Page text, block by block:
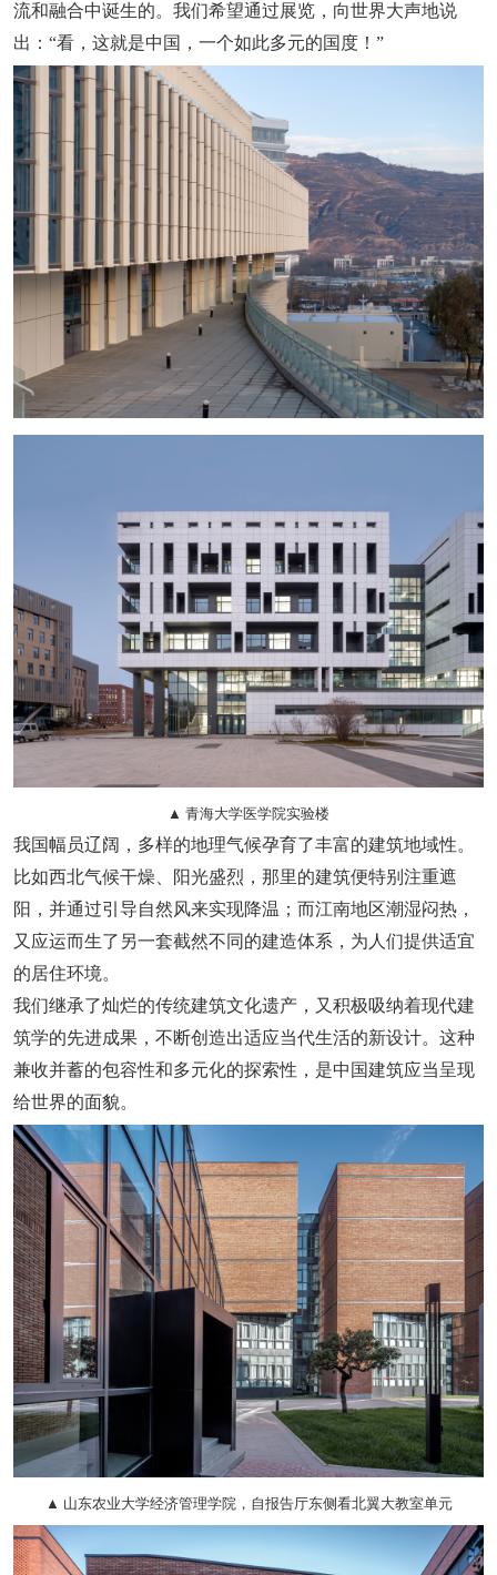
流和融合中诞生的。我们希望通过展览，向世界大声地说
出：“看，这就是中国，一个如此多元的国度！”
▲ 青海大学医学院实验楼
我国幅员辽阔，多样的地理气候孕育了丰富的建筑地域性。
比如西北气候干燥、阳光盛烈，那里的建筑便特别注重遮
阳，并通过引导自然风来实现降温；而江南地区潮湿闷热，
又应运而生了另一套截然不同的建造体系，为人们提供适宜
的居住环境。
我们继承了灿烂的传统建筑文化遗产，又积极吸纳着现代建
筑学的先进成果，不断创造出适应当代生活的新设计。这种
兼收并蓄的包容性和多元化的探索性，是中国建筑应当呈现
给世界的面貌。
▲ 山东农业大学经济管理学院，自报告厅东侧看北翼大教室单元